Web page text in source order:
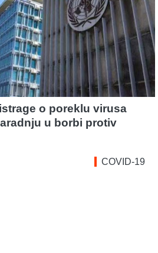
o poreklu virusa
u borbi protiv
COVID-19